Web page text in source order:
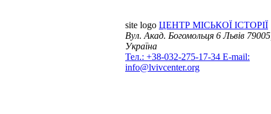
site logo ЦЕНТР МІСЬКОЇ ІСТОРІЇ
Вул. Акад. Богомольця 6Львів 79005,
Україна
Тел.: +38-032-275-17-34 E-mail:
info@lvivcenter.org